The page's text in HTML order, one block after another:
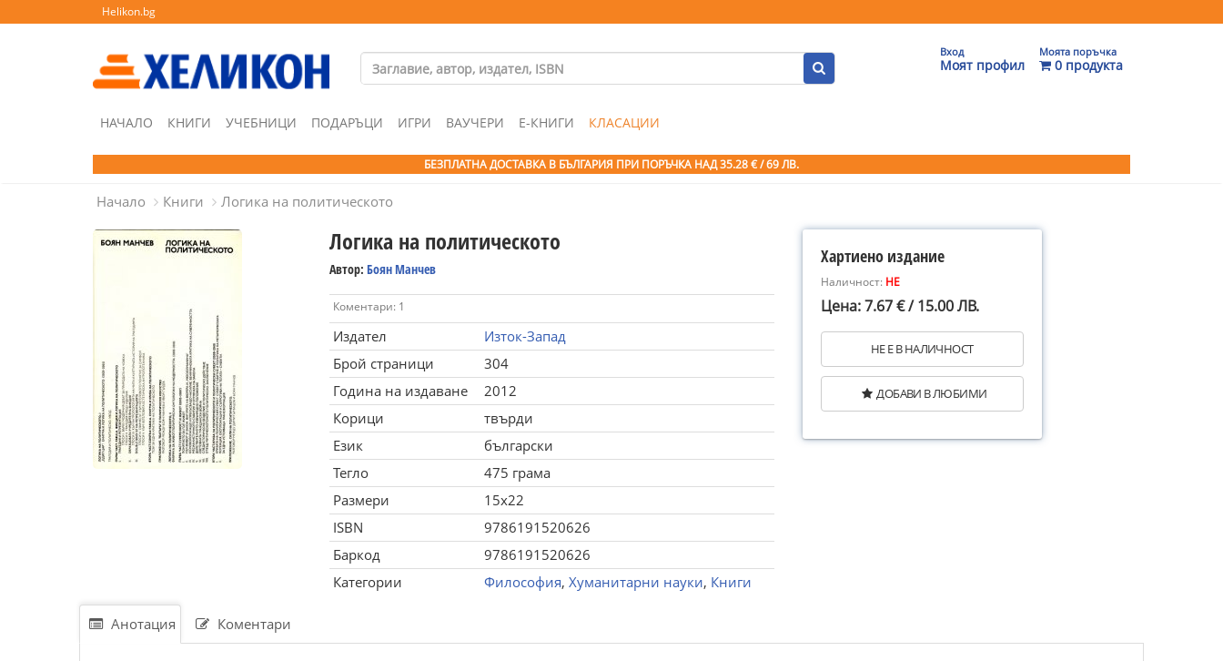
Helikon.bg
Вход
Моят профил
Моята поръчка
0 продукта
НАЧАЛО КНИГИ УЧЕБНИЦИ ПОДАРЪЦИ ИГРИ ВАУЧЕРИ Е-КНИГИ КЛАСАЦИИ
БЕЗПЛАТНА ДОСТАВКА В БЪЛГАРИЯ ПРИ ПОРЪЧКА НАД 35.28 € / 69 ЛВ.
Начало Книги Логика на политическото
Логика на политическото
Автор: Боян Манчев
Коментари: 1
Издател
Изток-Запад
Брой страници
304
Година на издаване
2012
Корици
твърди
Език
български
Тегло
475 грама
Размери
15x22
ISBN
9786191520626
Баркод
9786191520626
Категории
Философия, Хуманитарни науки, Книги
Хартиено издание
Наличност: НЕ
Цена: 7.67 € / 15.00 ЛВ.
НЕ Е В НАЛИЧНОСТ
ДОБАВИ В ЛЮБИМИ
Анотация Коментари